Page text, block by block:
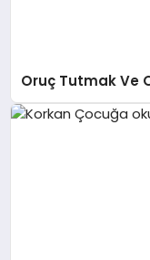
Oruç Tutmak Ve